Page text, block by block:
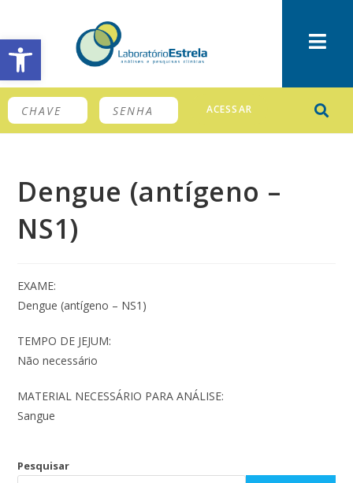
Barra de Ferramentas Aberta
ACESSAR
Dengue (antígeno –
NS1)
EXAME:
Dengue (antígeno – NS1)
TEMPO DE JEJUM:
Não necessário
MATERIAL NECESSÁRIO PARA ANÁLISE:
Sangue
Pesquisar